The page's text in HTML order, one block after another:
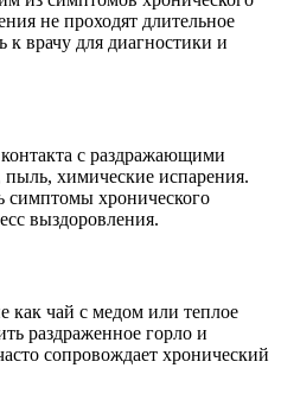
не проходят длительное
к врачу для диагностики и
с раздражающими
химические испарения.
симптомы хронического
выздоровления.
как чай с медом или теплое
раздраженное горло и
сопровождает хронический